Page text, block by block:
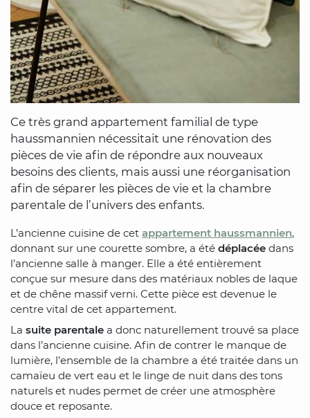
Ce très grand appartement familial de type
haussmannien nécessitait une rénovation des
pièces de vie afin de répondre aux nouveaux
besoins des clients, mais aussi une réorganisation
afin de séparer les pièces de vie et la chambre
parentale de l’univers des enfants.
L’ancienne cuisine de cet appartement haussmannien,
donnant sur une courette sombre, a été déplacée dans
l’ancienne salle à manger. Elle a été entièrement
conçue sur mesure dans des matériaux nobles de laque
et de chêne massif verni. Cette pièce est devenue le
centre vital de cet appartement.
La suite parentale a donc naturellement trouvé sa place
dans l’ancienne cuisine. Afin de contrer le manque de
lumière, l’ensemble de la chambre a été traitée dans un
camaïeu de vert eau et le linge de nuit dans des tons
naturels et nudes permet de créer une atmosphère
douce et reposante.